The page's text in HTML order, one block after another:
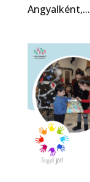
Angyalként,...